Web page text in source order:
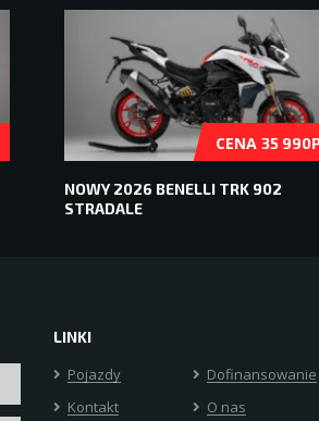
CENA 35
NOWY 2026 BENELLI TRK 902
STRADALE
LINKI
Pojazdy
Dofinansowanie
Kontakt
O nas